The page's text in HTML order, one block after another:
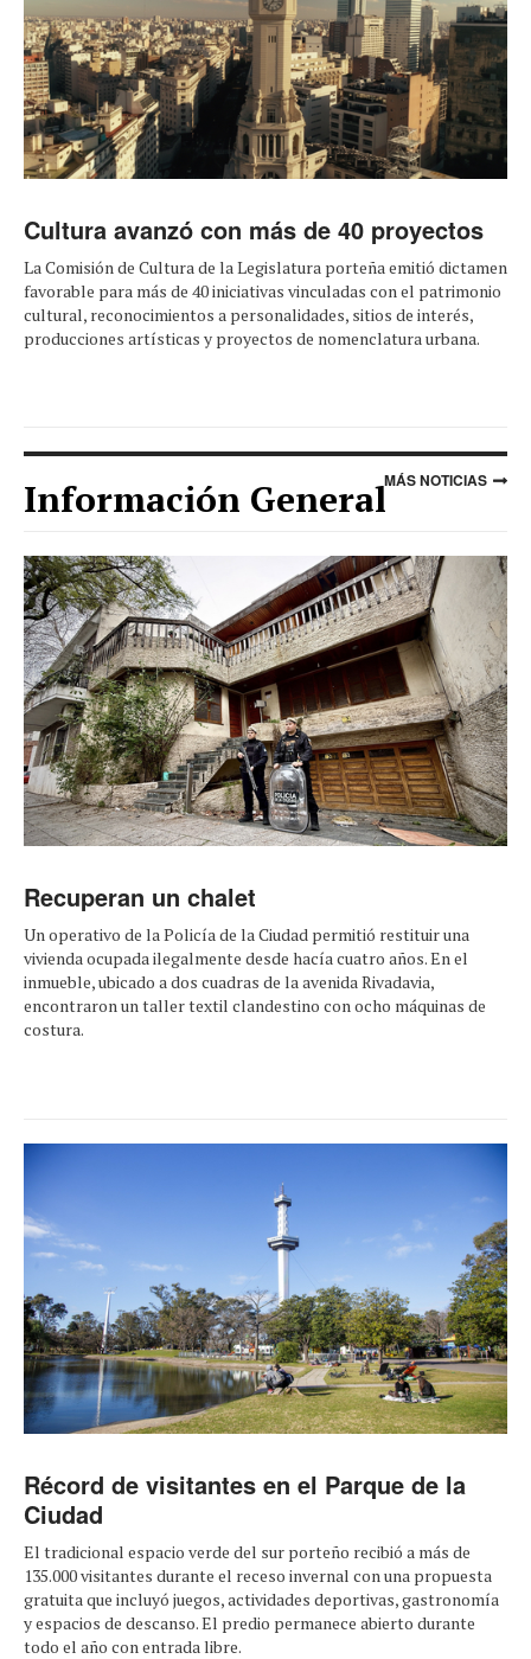
Cultura avanzó con más de 40 proyectos
La Comisión de Cultura de la Legislatura porteña emitió dictamen
favorable para más de 40 iniciativas vinculadas con el patrimonio
cultural, reconocimientos a personalidades, sitios de interés,
producciones artísticas y proyectos de nomenclatura urbana.
Información GeneralMÁS NOTICIAS
Recuperan un chalet
Un operativo de la Policía de la Ciudad permitió restituir una
vivienda ocupada ilegalmente desde hacía cuatro años. En el
inmueble, ubicado a dos cuadras de la avenida Rivadavia,
encontraron un taller textil clandestino con ocho máquinas de
costura.
Récord de visitantes en el Parque de la
Ciudad
El tradicional espacio verde del sur porteño recibió a más de
135.000 visitantes durante el receso invernal con una propuesta
gratuita que incluyó juegos, actividades deportivas, gastronomía
y espacios de descanso. El predio permanece abierto durante
todo el año con entrada libre.